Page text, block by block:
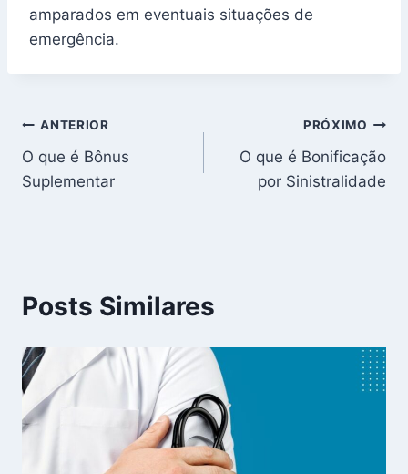
amparados em eventuais situações de
emergência.
Navegação
de
ANTERIOR
O que é Bônus
Suplementar
PRÓXIMO
O que é Bonificação
por Sinistralidade
Posts Similares